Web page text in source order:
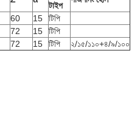
টাইপ
60 15
টিপি
72 15
টিপি
72 15 টিপি ২/১৫/১১০+৪/৯/১০০